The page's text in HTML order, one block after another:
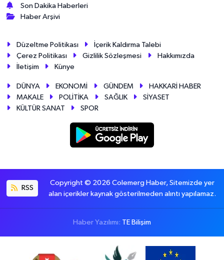
Son Dakika Haberleri
Haber Arşivi
Düzeltme Politikası
İçerik Kaldırma Talebi
Çerez Politikası
Gizlilik Sözleşmesi
Hakkımızda
İletişim
Künye
DÜNYA EKONOMİ GÜNDEM
HAKKARİ HABER
MAKALE
POLİTİKA SAĞLIK
SİYASET
KÜLTÜR SANAT
SPOR
RSS
Copyright © 2026 Colemerg Haber, Sitemizde yer
alan içerikler kaynak gösterilmeden alıntı yapılamaz.
Haber Yazılımı: TE Bilişim